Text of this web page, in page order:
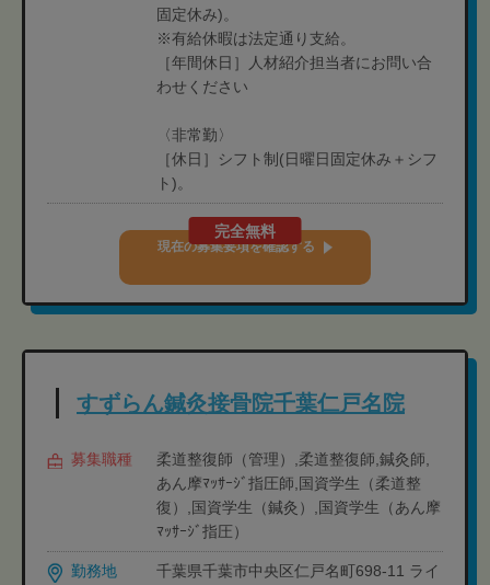
固定休み)。
※有給休暇は法定通り支給。
［年間休日］人材紹介担当者にお問い合
わせください
〈非常勤〉
［休日］シフト制(日曜日固定休み＋シフ
ト)。
完全無料
現在の募集要項を確認する
すずらん鍼灸接骨院千葉仁戸名院
募集職種
柔道整復師（管理）,柔道整復師,鍼灸師,
あん摩ﾏｯｻｰｼﾞ指圧師,国資学生（柔道整
復）,国資学生（鍼灸）,国資学生（あん摩
ﾏｯｻｰｼﾞ指圧）
勤務地
千葉県千葉市中央区仁戸名町698-11 ライ